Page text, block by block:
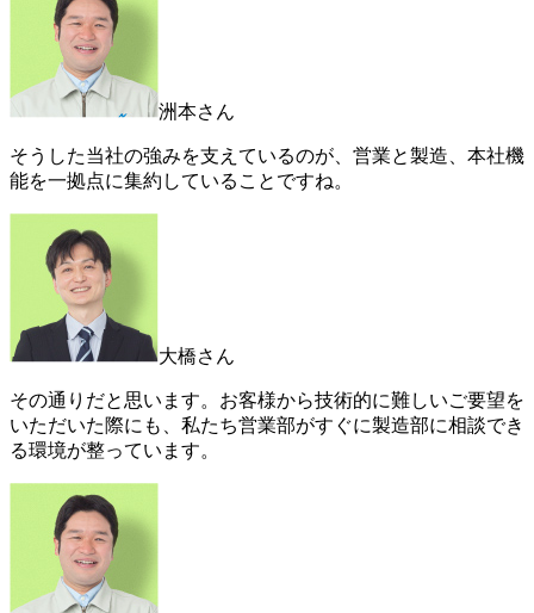
洲本さん
そうした当社の強みを支えているのが、営業と製造、本社機
能を一拠点に集約していることですね。
大橋さん
その通りだと思います。お客様から技術的に難しいご要望を
いただいた際にも、私たち営業部がすぐに製造部に相談でき
る環境が整っています。